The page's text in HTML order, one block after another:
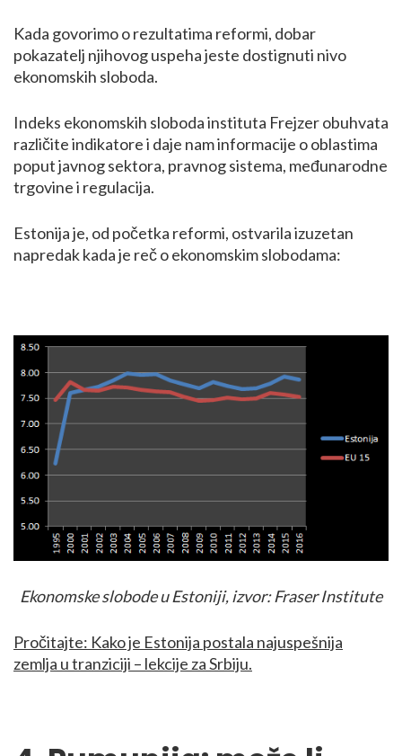
Kada govorimo o rezultatima reformi, dobar
pokazatelj njihovog uspeha jeste dostignuti nivo
ekonomskih sloboda.
Indeks ekonomskih sloboda instituta Frejzer obuhvata
različite indikatore i daje nam informacije o oblastima
poput javnog sektora, pravnog sistema, međunarodne
trgovine i regulacija.
Estonija je, od početka reformi, ostvarila izuzetan
napredak kada je reč o ekonomskim slobodama:
Ekonomske slobode u Estoniji, izvor: Fraser Institute
Pročitajte: Kako je Estonija postala najuspešnija
zemlja u tranziciji – lekcije za Srbiju.